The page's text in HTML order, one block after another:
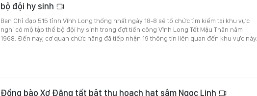
bộ đội hy sinh
Ban Chỉ đạo 515 tỉnh Vĩnh Long thống nhất ngày 18-8 sẽ tổ chức tìm kiếm tại khu vực
nghi có mộ tập thể bộ đội hy sinh trong đợt tiến công Vĩnh Long Tết Mậu Thân năm
1968. Đến nay, cơ quan chức năng đã tiếp nhận 19 thông tin liên quan đến khu vực này.
Đồng bào Xơ Đăng tất bật thu hoạch hạt sâm Ngọc Linh